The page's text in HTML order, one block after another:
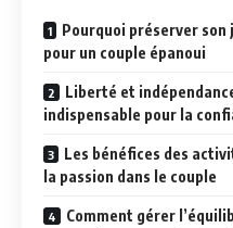
Pourquoi préserver
pour un couple épanoui
Liberté et
indispensable pour la
Les bénéfices des
la passion dans le couple
Comment gérer